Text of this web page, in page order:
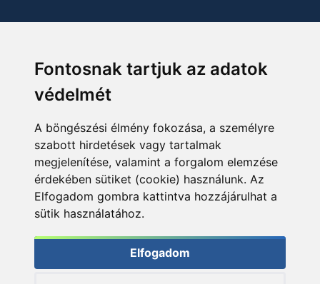
Fontosnak tartjuk az adatok
védelmét
A böngészési élmény fokozása, a személyre
szabott hirdetések vagy tartalmak
megjelenítése, valamint a forgalom elemzése
érdekében sütiket (cookie) használunk. Az
Elfogadom gombra kattintva hozzájárulhat a
sütik használatához.
Elfogadom